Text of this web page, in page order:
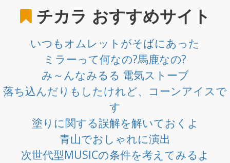
チカラ おすすめサイト
いつもオムレットがそばにあった
ミラーって何なの?馬鹿なの?
み～んなみるる 電気ストーブ
落ち込んだりもしたけれど、コーンアイスで
す
塗りに関する誤解を解いておくよ
青山でおしゃれに演出
次世代型MUSICの条件を考えてみるよ